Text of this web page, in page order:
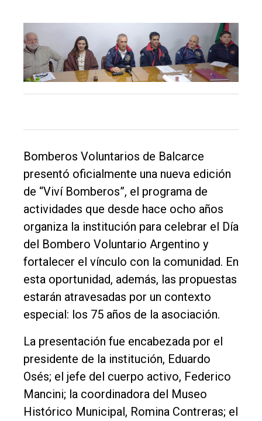
Bomberos Voluntarios de Balcarce
presentó oficialmente una nueva edición
de “Viví Bomberos”, el programa de
actividades que desde hace ocho años
organiza la institución para celebrar el Día
del Bombero Voluntario Argentino y
fortalecer el vínculo con la comunidad. En
esta oportunidad, además, las propuestas
estarán atravesadas por un contexto
especial: los 75 años de la asociación.
La presentación fue encabezada por el
presidente de la institución, Eduardo
Osés; el jefe del cuerpo activo, Federico
Mancini; la coordinadora del Museo
Histórico Municipal, Romina Contreras; el